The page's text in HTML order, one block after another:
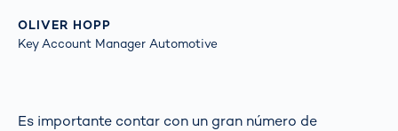
OLIVER HOPP
Key Account Manager Automotive
Es importante contar con un gran número de